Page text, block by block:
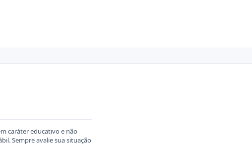
caráter educativo e não
Sempre avalie sua situação